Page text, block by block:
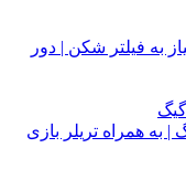
به فیلتر شکن | دور
پیشنهادی برای رم زیر ۲ گیگ | به همراه تریلر بازی